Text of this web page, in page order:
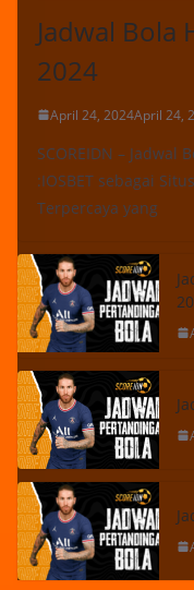
Jadwal Bola
2024
April 24, 2024April 24,
SCOREIDN – Jadwal
:IOSBET sebagai
Terpercaya yang